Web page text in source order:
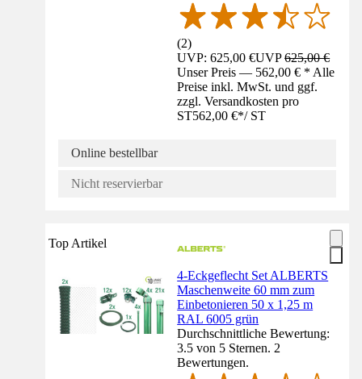
(2)
UVP: 625,00 €UVP625,00 €
Unser Preis — 562,00 € * Alle
Preise inkl. MwSt. und ggf.
zzgl. Versandkosten pro
ST562,00 €*/ ST
Online bestellbar
Nicht reservierbar
Top Artikel
4-Eckgeflecht Set ALBERTS
Maschenweite 60 mm zum
Einbetonieren 50 x 1,25 m
RAL 6005 grün
Durchschnittliche Bewertung:
3.5 von 5 Sternen. 2
Bewertungen.